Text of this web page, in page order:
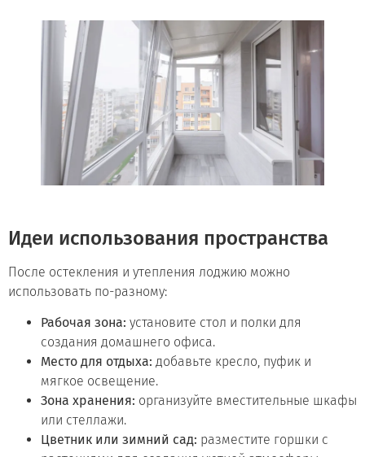
Идеи использования пространства
После остекления и утепления лоджию можно
использовать по-разному:
Рабочая зона: установите стол и полки для
создания домашнего офиса.
Место для отдыха: добавьте кресло, пуфик и
мягкое освещение.
Зона хранения: организуйте вместительные шкафы
или стеллажи.
Цветник или зимний сад: разместите горшки с